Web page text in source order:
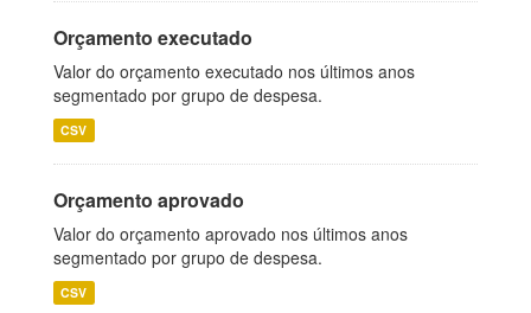
Orçamento executado
Valor do orçamento executado nos últimos anos
segmentado por grupo de despesa.
CSV
Orçamento aprovado
Valor do orçamento aprovado nos últimos anos
segmentado por grupo de despesa.
CSV